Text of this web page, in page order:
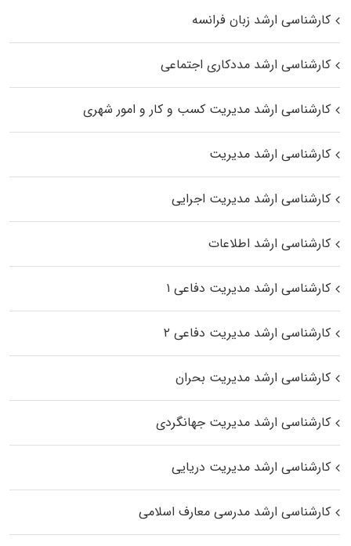
کارشناسی ارشد زبان فرانسه
کارشناسی ارشد مددکاری اجتماعی
کارشناسی ارشد مدیریت کسب و کار و امور شهری
کارشناسی ارشد مدیریت
کارشناسی ارشد مدیریت اجرایی
کارشناسی ارشد اطلاعات
کارشناسی ارشد مدیریت دفاعی ۱
کارشناسی ارشد مدیریت دفاعی ۲
کارشناسی ارشد مدیریت بحران
کارشناسی ارشد مدیریت جهانگردی
کارشناسی ارشد مدیریت دریایی
کارشناسی ارشد مدرسی معارف اسلامی